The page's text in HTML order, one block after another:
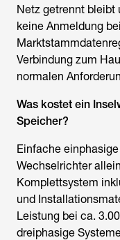
Netz getrennt bleibt
keine Anmeldung
Verbindung zum
normalen
Was kostet ein
Speicher?
Einfache
Wechselrichter
Komplettsystem
und
Leistung bei ca.
dreiphasige